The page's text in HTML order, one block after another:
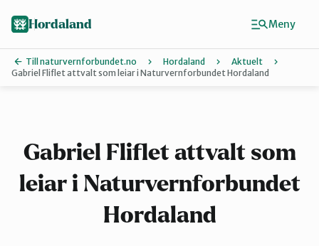
Bergen
Hordaland
Till naturvernforbundet.no Hordaland
Aktuelt
Gabriel Fliflet attvalt som leiar i Naturvernforbundet Hordaland
Gabriel Fliflet attvalt som
leiar i Naturvernforbundet
Hordaland